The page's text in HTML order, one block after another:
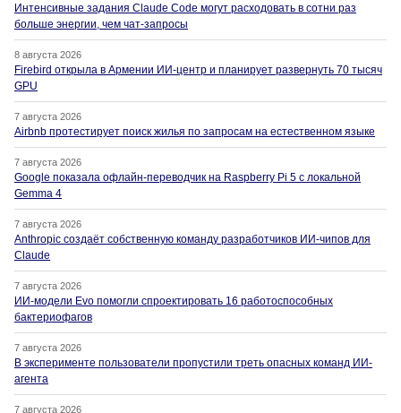
Интенсивные задания Claude Code могут расходовать в сотни раз
больше энергии, чем чат-запросы
8 августа 2026
Firebird открыла в Армении ИИ-центр и планирует развернуть 70 тысяч
GPU
7 августа 2026
Airbnb протестирует поиск жилья по запросам на естественном языке
7 августа 2026
Google показала офлайн-переводчик на Raspberry Pi 5 с локальной
Gemma 4
7 августа 2026
Anthropic создаёт собственную команду разработчиков ИИ-чипов для
Claude
7 августа 2026
ИИ-модели Evo помогли спроектировать 16 работоспособных
бактериофагов
7 августа 2026
В эксперименте пользователи пропустили треть опасных команд ИИ-
агента
7 августа 2026